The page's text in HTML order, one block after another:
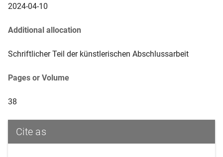
2024-04-10
Additional allocation
Schriftlicher Teil der künstlerischen Abschlussarbeit
Pages or Volume
38
Cite as